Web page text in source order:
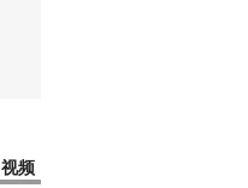
视频